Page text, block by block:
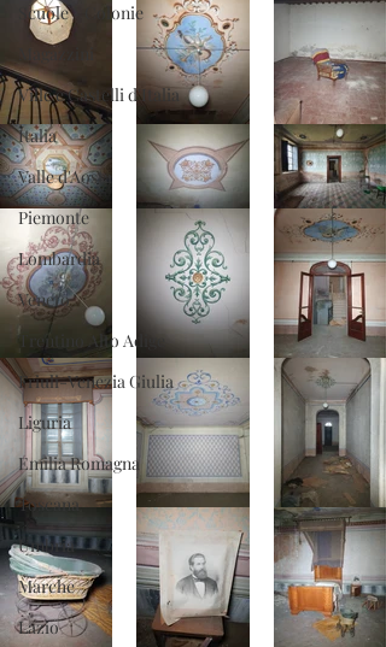
Scuole - Colonie
Magazzini
Ville e Castelli d'Italia
Italia
Valle d'Aosta
Piemonte
Lombardia
Veneto
Trentino Alto Adige
Friuli-Venezia Giulia
Liguria
Emilia Romagna
Toscana
Umbria
Marche
Lazio